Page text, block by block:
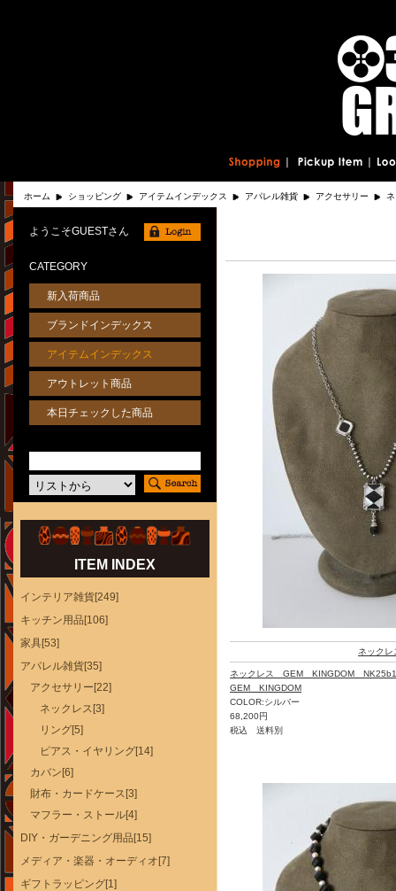
ホーム ショッピング アイテムインデックス アパレル雑貨 アクセサリー
ネックレ
ネックレス GEM KINGDOM
GEM KINGDOM
COLOR:シルバー
68,200円
税込 送料別
ようこそGUESTさん
CATEGORY
新入荷商品
ブランドインデックス
アイテムインデックス
アウトレット商品
本日チェックした商品
ITEM INDEX
インテリア雑貨[249]
キッチン用品[106]
家具[53]
アパレル雑貨[35]
アクセサリー[22]
ネックレス[3]
リング[5]
ピアス・イヤリング[14]
カバン[6]
財布・カードケース[3]
マフラー・ストール[4]
DIY・ガーデニング用品[15]
メディア・楽器・オーディオ[7]
ギフトラッピング[1]